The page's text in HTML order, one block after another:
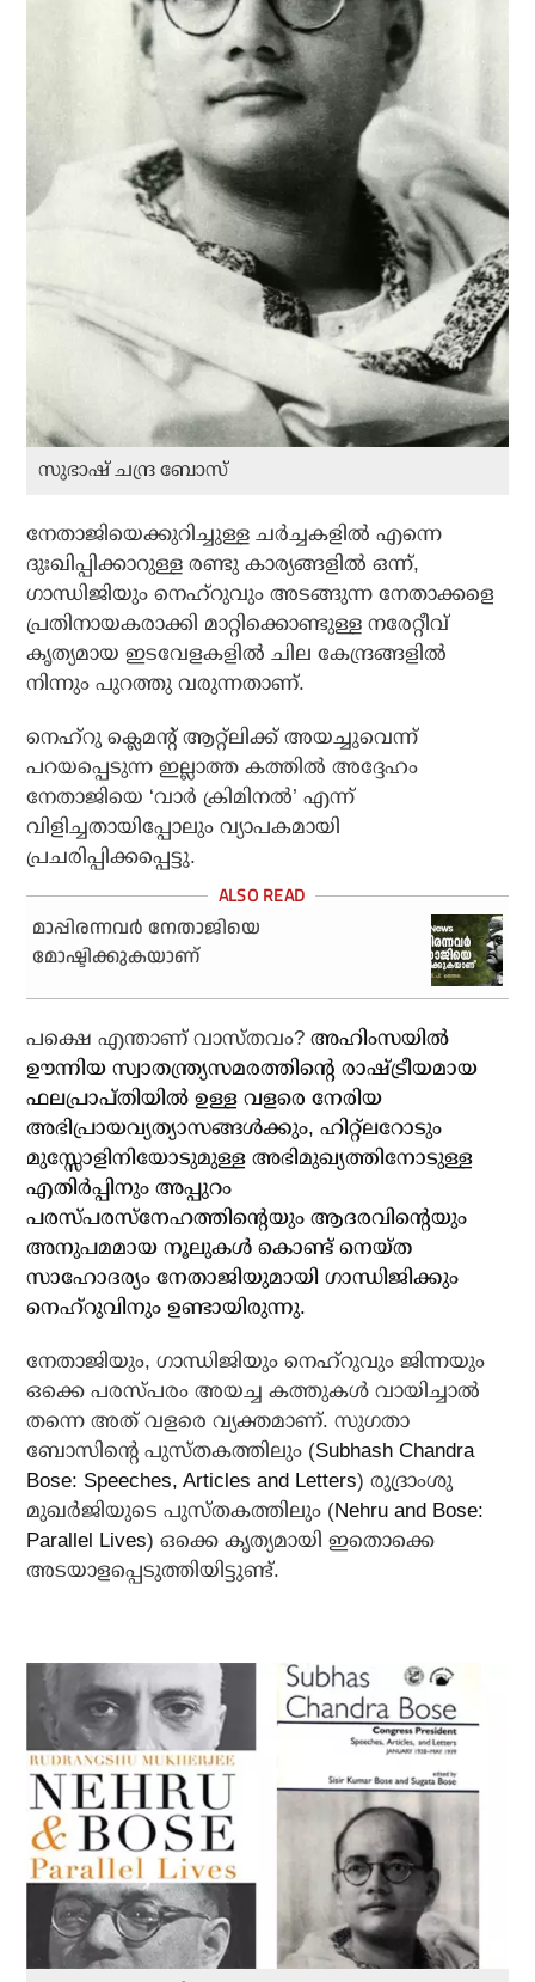
സുഭാഷ് ചന്ദ്ര ബോസ്
നേതാജിയെക്കുറിച്ചുള്ള ചര്‍ച്ചകളില്‍ എന്നെ
ദുഃഖിപ്പിക്കാറുള്ള രണ്ടു കാര്യങ്ങളില്‍ ഒന്ന്,
ഗാന്ധിജിയും നെഹ്‌റുവും അടങ്ങുന്ന നേതാക്കളെ
പ്രതിനായകരാക്കി മാറ്റിക്കൊണ്ടുള്ള നരേറ്റീവ്
കൃത്യമായ ഇടവേളകളില്‍ ചില കേന്ദ്രങ്ങളില്‍
നിന്നും പുറത്തു വരുന്നതാണ്.
നെഹ്റു ക്ലെമന്റ് ആറ്റ്‌ലിക്ക് അയച്ചുവെന്ന്
പറയപ്പെടുന്ന ഇല്ലാത്ത കത്തില്‍ അദ്ദേഹം
നേതാജിയെ ‘വാര്‍ ക്രിമിനല്‍’ എന്ന്
വിളിച്ചതായിപ്പോലും വ്യാപകമായി
പ്രചരിപ്പിക്കപ്പെട്ടു.
മാപ്പിരന്നവര്‍ നേതാജിയെ
മോഷ്ടിക്കുകയാണ്
പക്ഷെ എന്താണ് വാസ്തവം?അഹിംസയില്‍
ഊന്നിയ സ്വാതന്ത്ര്യസമരത്തിന്റെ രാഷ്ട്രീയമായ
ഫലപ്രാപ്തിയില്‍ ഉള്ള വളരെ നേരിയ
അഭിപ്രായവ്യത്യാസങ്ങള്‍ക്കും, ഹിറ്റ്‌ലറോടും
മുസ്സോളിനിയോടുമുള്ള അഭിമുഖ്യത്തിനോടുള്ള
എതിര്‍പ്പിനും അപ്പുറം
പരസ്പരസ്‌നേഹത്തിന്റെയും ആദരവിന്റെയും
അനുപമമായ നൂലുകള്‍ കൊണ്ട് നെയ്ത
സാഹോദര്യം നേതാജിയുമായി ഗാന്ധിജിക്കും
നെഹ്‌റുവിനും ഉണ്ടായിരുന്നു.
നേതാജിയും, ഗാന്ധിജിയും നെഹ്‌റുവും ജിന്നയും
ഒക്കെ പരസ്പരം അയച്ച കത്തുകള്‍ വായിച്ചാല്‍
തന്നെ അത് വളരെ വ്യക്തമാണ്. സുഗതാ
ബോസിന്റെ പുസ്തകത്തിലും (Subhash Chandra
Bose: Speeches, Articles and Letters) രുദ്രാംശു
മുഖര്‍ജിയുടെ പുസ്തകത്തിലും (Nehru and Bose:
Parallel Lives) ഒക്കെ കൃത്യമായി ഇതൊക്കെ
അടയാളപ്പെടുത്തിയിട്ടുണ്ട്.